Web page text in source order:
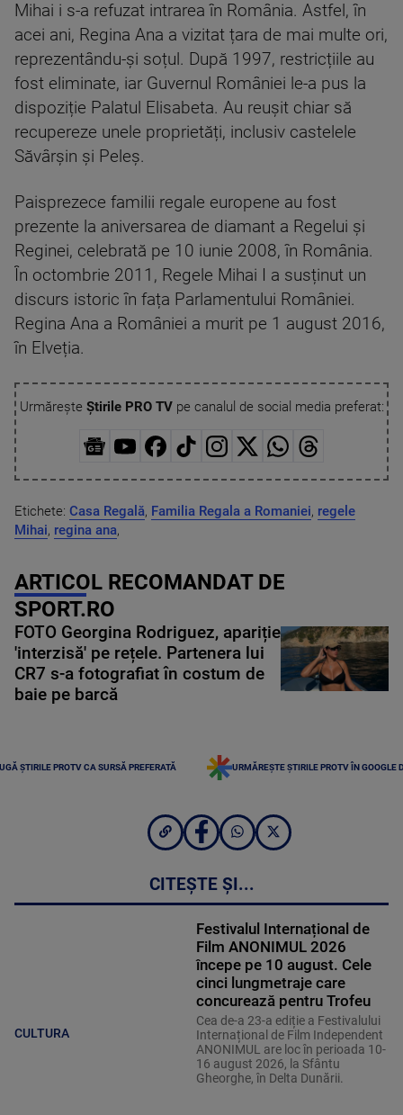
Mihai i s-a refuzat intrarea în România. Astfel, în
acei ani, Regina Ana a vizitat țara de mai multe ori,
reprezentându-și soțul. După 1997, restricțiile au
fost eliminate, iar Guvernul României le-a pus la
dispoziție Palatul Elisabeta. Au reușit chiar să
recupereze unele proprietăți, inclusiv castelele
Săvârșin și Peleș.
Paisprezece familii regale europene au fost
prezente la aniversarea de diamant a Regelui și
Reginei, celebrată pe 10 iunie 2008, în România.
În octombrie 2011, Regele Mihai I a susținut un
discurs istoric în fața Parlamentului României.
Regina Ana a României a murit pe 1 august 2016,
în Elveția.
Urmărește Știrile PRO TVpe canalul de social media preferat:
Etichete: Casa Regală, Familia Regala a Romaniei, regele
Mihai, regina ana,
ARTICOL RECOMANDAT DE
SPORT.RO
FOTO Georgina Rodriguez, apariție
'interzisă' pe rețele. Partenera lui
CR7 s-a fotografiat în costum de
baie pe barcă
ȘTIRILE PROTV CA SURSĂ PREFERATĂ URMĂREȘTE ȘTIRILE PROTV ÎN GOOGLE
CITEȘTE ȘI...
CULTURA
Festivalul Internațional de
Film ANONIMUL 2026
începe pe 10 august. Cele
cinci lungmetraje care
concurează pentru Trofeu
Cea de-a 23-a ediție a Festivalului
Internațional de Film Independent
ANONIMUL are loc în perioada 10-
16 august 2026, la Sfântu
Gheorghe, în Delta Dunării.